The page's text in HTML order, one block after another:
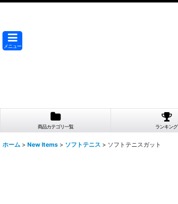
メニュー
商品カテゴリ一覧 ランキング
ホーム > New Items > ソフトテニス > ソフトテニスガット